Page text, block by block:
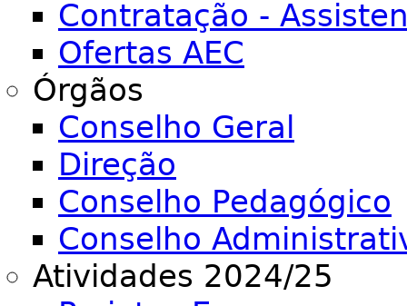
Contratação -
Ofertas AEC
Órgãos
Conselho Geral
Direção
Conselho Pedagógico
Conselho
Atividades 2024/25